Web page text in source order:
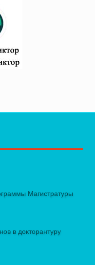
Магистратуры
в докторантуру